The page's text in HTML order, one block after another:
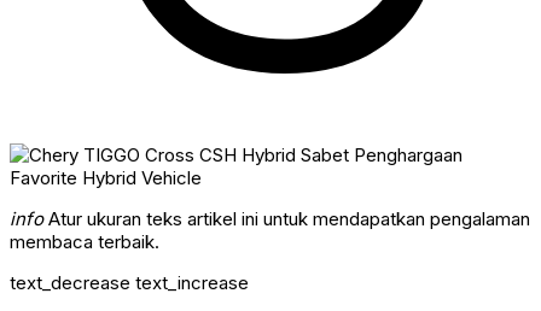
infoAtur ukuran teks artikel ini untuk mendapatkan pengalaman
membaca terbaik.
text_decrease text_increase